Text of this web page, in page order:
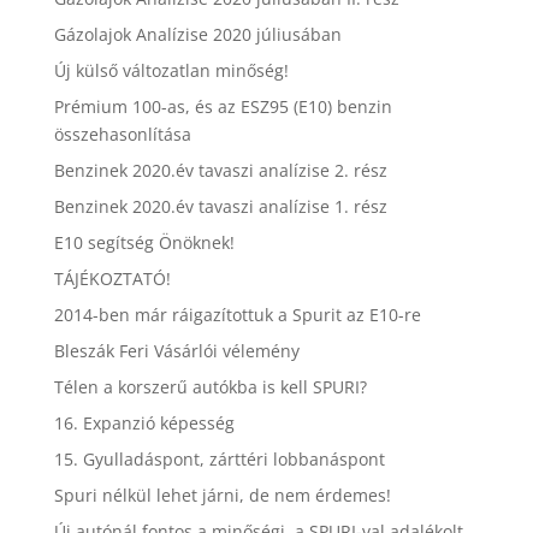
Gázolajok Analízise 2020 júliusában
Új külső változatlan minőség!
Prémium 100-as, és az ESZ95 (E10) benzin
összehasonlítása
Benzinek 2020.év tavaszi analízise 2. rész
Benzinek 2020.év tavaszi analízise 1. rész
E10 segítség Önöknek!
TÁJÉKOZTATÓ!
2014-ben már ráigazítottuk a Spurit az E10-re
Bleszák Feri Vásárlói vélemény
Télen a korszerű autókba is kell SPURI?
16. Expanzió képesség
15. Gyulladáspont, zárttéri lobbanáspont
Spuri nélkül lehet járni, de nem érdemes!